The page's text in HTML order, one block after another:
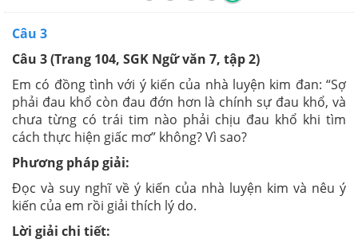
Câu 3
Câu 3 (Trang 104, SGK Ngữ văn 7, tập 2)
Em có đồng tình với ý kiến của nhà luyện kim đan: “Sợ
phải đau khổ còn đau đớn hơn là chính sự đau khổ, và
chưa từng có trái tim nào phải chịu đau khổ khi tìm
cách thực hiện giấc mơ” không? Vì sao?
Phương pháp giải:
Đọc và suy nghĩ về ý kiến của nhà luyện kim và nêu ý
kiến của em rồi giải thích lý do.
Lời giải chi tiết: